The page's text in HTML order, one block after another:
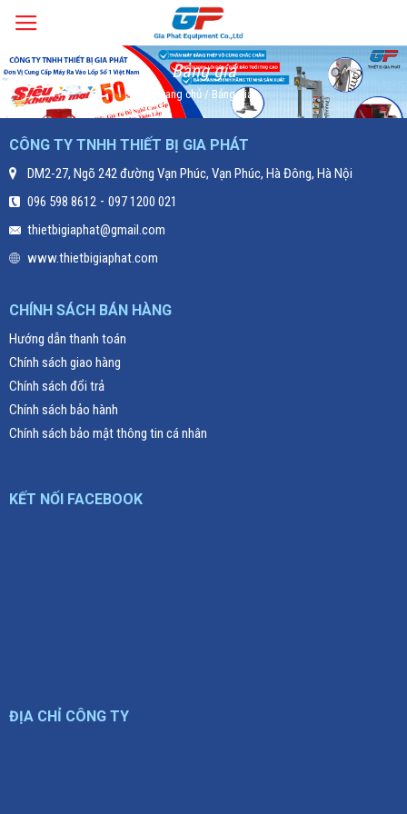
Skip
content
Bảng giá
Trang chủ/ Bảng giá
CÔNG TY TNHH THIẾT BỊ GIA PHÁT
DM2-27, Ngõ 242 đường Vạn Phúc, Vạn Phúc, Hà Đông, Hà Nội
096 598 8612- 097 1200 021
thietbigiaphat@gmail.com
www.thietbigiaphat.com
CHÍNH SÁCH BÁN HÀNG
Hướng dẫn thanh toán
Chính sách giao hàng
Chính sách đổi trả
Chính sách bảo hành
Chính sách bảo mật thông tin cá nhân
KẾT NỐI FACEBOOK
ĐỊA CHỈ CÔNG TY